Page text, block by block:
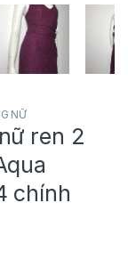
NỮ
ren 2
chính